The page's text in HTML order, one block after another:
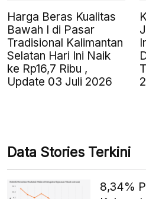
Harga Beras Kualitas
Bawah I di Pasar
Tradisional Kalimantan
Selatan Hari Ini Naik
ke Rp16,7 Ribu ,
Update 03 Juli 2026
Data Stories Terkini
8,34%